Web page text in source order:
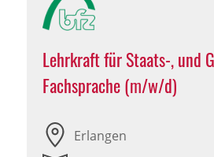
Lehrkraft für Staats-, und
Fachsprache (m/w/d)
Erlangen